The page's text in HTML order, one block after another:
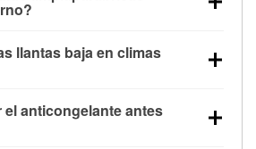
cerca de los 0 °F, lo que
a disolver la sal y la nieve
para mejorar la visibilidad.
llantas baja en climas
cada 10 °F que baja la
obtener más información sobre
el anticongelante antes